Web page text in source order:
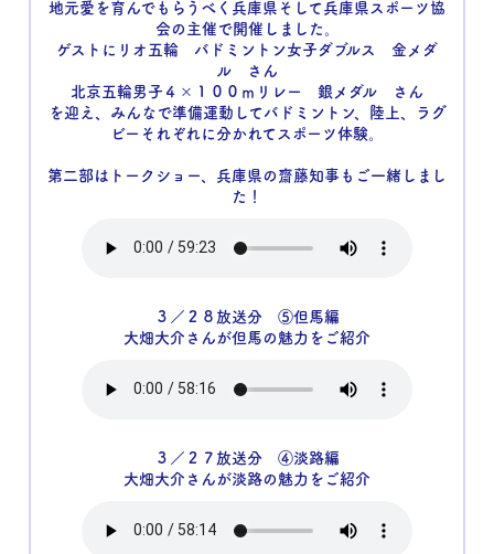
地元愛を育んでもらうべく兵庫県そして兵庫県スポーツ協
会の主催で開催しました。
ゲストにリオ五輪 バドミントン女子ダブルス 金メダ
ル さん
北京五輪男子４×１００ⅿリレー 銀メダル さん
を迎え、みんなで準備運動してバドミントン、陸上、ラグ
ビーそれぞれに分かれてスポーツ体験。
第二部はトークショー、兵庫県の齋藤知事もご一緒しまし
た！
３／２８放送分 ⑤但馬編
大畑大介さんが但馬の魅力をご紹介
３／２７放送分 ④淡路編
大畑大介さんが淡路の魅力をご紹介